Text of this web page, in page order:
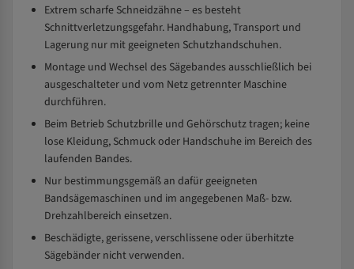
Extrem scharfe Schneidzähne – es besteht
Schnittverletzungsgefahr. Handhabung, Transport und
Lagerung nur mit geeigneten Schutzhandschuhen.
Montage und Wechsel des Sägebandes ausschließlich bei
ausgeschalteter und vom Netz getrennter Maschine
durchführen.
Beim Betrieb Schutzbrille und Gehörschutz tragen; keine
lose Kleidung, Schmuck oder Handschuhe im Bereich des
laufenden Bandes.
Nur bestimmungsgemäß an dafür geeigneten
Bandsägemaschinen und im angegebenen Maß- bzw.
Drehzahlbereich einsetzen.
Beschädigte, gerissene, verschlissene oder überhitzte
Sägebänder nicht verwenden.